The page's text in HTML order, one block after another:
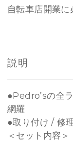
自転車店開業
説明
●Pedro’sの全
網羅
●取り付け / 修
＜セット内容＞